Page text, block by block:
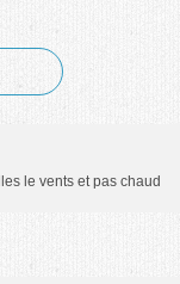
le vents et pas chaud